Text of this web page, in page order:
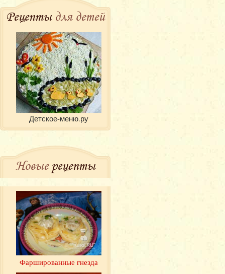
Рецепты для детей
Детское-меню.ру
Новыерецепты
Фаршированные гнезда